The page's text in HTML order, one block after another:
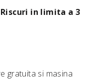
in limita a 3
gratuita si masina